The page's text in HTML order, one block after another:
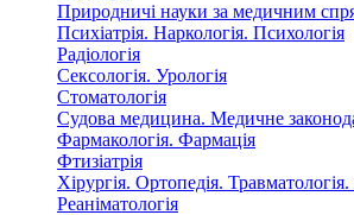
Природничі науки за медичним
Психіатрія. Наркологія. Психологія
Радіологія
Сексологія. Урологія
Стоматологія
Судова медицина. Медичне
Фармакологія. Фармація
Фтизіатрія
Хірургія. Ортопедія. Травматологія.
Реаніматологія